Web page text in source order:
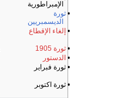
الإمبراطورية
•ثورة
الديسمبريين
• إلغاء الإقطاع
•ثورة 1905
• الدستور
• ثورة فبراير
• ثورة اكتوبر